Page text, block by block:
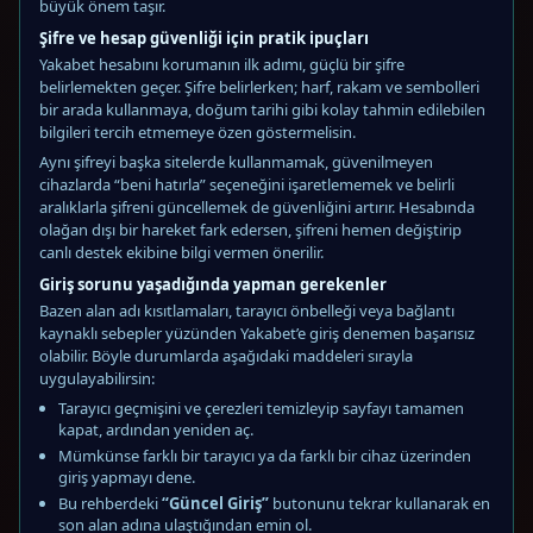
büyük önem taşır.
Şifre ve hesap güvenliği için pratik ipuçları
Yakabet hesabını korumanın ilk adımı, güçlü bir şifre
belirlemekten geçer. Şifre belirlerken; harf, rakam ve sembolleri
bir arada kullanmaya, doğum tarihi gibi kolay tahmin edilebilen
bilgileri tercih etmemeye özen göstermelisin.
Aynı şifreyi başka sitelerde kullanmamak, güvenilmeyen
cihazlarda “beni hatırla” seçeneğini işaretlememek ve belirli
aralıklarla şifreni güncellemek de güvenliğini artırır. Hesabında
olağan dışı bir hareket fark edersen, şifreni hemen değiştirip
canlı destek ekibine bilgi vermen önerilir.
Giriş sorunu yaşadığında yapman gerekenler
Bazen alan adı kısıtlamaları, tarayıcı önbelleği veya bağlantı
kaynaklı sebepler yüzünden Yakabet’e giriş denemen başarısız
olabilir. Böyle durumlarda aşağıdaki maddeleri sırayla
uygulayabilirsin:
Tarayıcı geçmişini ve çerezleri temizleyip sayfayı tamamen
kapat, ardından yeniden aç.
Mümkünse farklı bir tarayıcı ya da farklı bir cihaz üzerinden
giriş yapmayı dene.
Bu rehberdeki“Güncel Giriş” butonunu tekrar kullanarak en
son alan adına ulaştığından emin ol.